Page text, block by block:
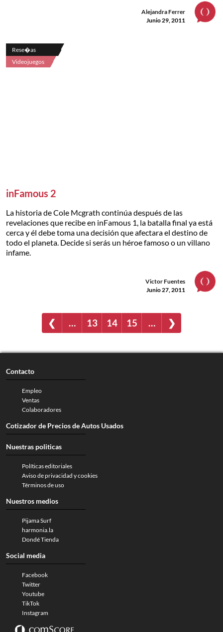
Alejandra Ferrer
Junio 29, 2011
Rese�as
Videojuegos
inFamous 2
La historia de Cole Mcgrath continúa después de las
revelaciones que recibe en inFamous 1, la batalla final ya está
cerca y él debe toma una decisión que afectara el destino de
todo el planeta. Decide si serás un héroe famoso o un villano
infame.
Victor Fuentes
Junio 27, 2011
❮ … 13 14 15 … ❯
Contacto
Empleo
Ventas
Colaboradores
Cotizador de Precios de Autos Usados
Nuestras politicas
Políticas editoriales
Aviso de privacidad y cookies
Términos de uso
Nuestros medios
Pijama Surf
harmonia.la
Dondé Tienda
Social media
Facebook
Twitter
Youtube
TikTok
Instagram